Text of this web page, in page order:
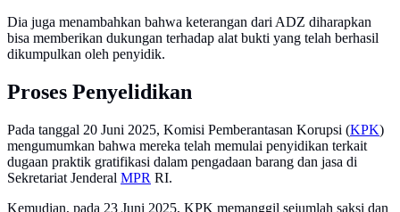
Dia juga menambahkan bahwa keterangan dari ADZ diharapkan
bisa memberikan dukungan terhadap alat bukti yang telah berhasil
dikumpulkan oleh penyidik.
Proses Penyelidikan
Pada tanggal 20 Juni 2025, Komisi Pemberantasan Korupsi (KPK)
mengumumkan bahwa mereka telah memulai penyidikan terkait
dugaan praktik gratifikasi dalam pengadaan barang dan jasa di
Sekretariat Jenderal MPR RI.
Kemudian, pada 23 Juni 2025, KPK memanggil sejumlah saksi dan